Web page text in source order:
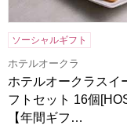
ソーシャルギフト
ホテルオークラ
ホテルオークラスイ
フトセット 16個
【年間ギフ…